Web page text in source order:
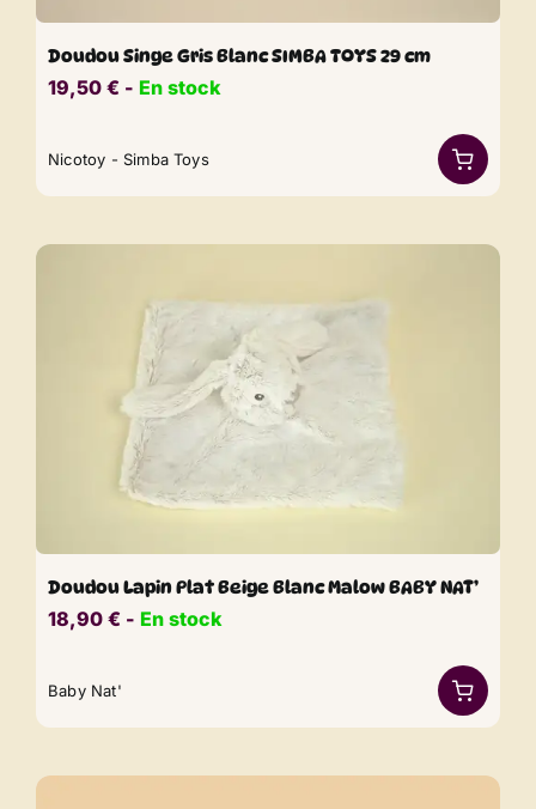
Doudou Singe Gris Blanc SIMBA TOYS 29 cm
19,50 € ​​ - En stock
Nicotoy - Simba Toys
Doudou Lapin Plat Beige Blanc Malow BABY NAT’
18,90 € ​​ - En stock
Baby Nat'